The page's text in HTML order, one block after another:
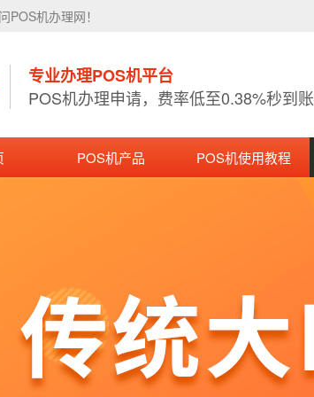
POS机办理网！
专业办理POS机平台
POS机办理申请，费率低至0.38%秒到账
POS机产品 POS机使用教程